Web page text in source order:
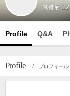
京都府
Profile Q&A
Profile / プロフィール